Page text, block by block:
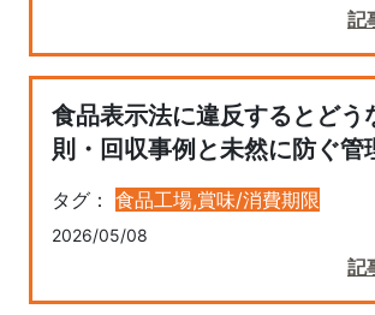
記
食品表示法に違反するとどう
則・回収事例と未然に防ぐ管
タグ： 食品工場,賞味/消費期限
2026/05/08
記